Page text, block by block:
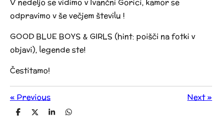
V nedeljo se vidimo v Ivančni Gorici, kamor se
odpravimo v še večjem številu !
GOOD BLUE BOYS & GIRLS (hint: poišči na fotki v
objavi), legende ste!
Čestitamo!
« Previous Next»
S S S S